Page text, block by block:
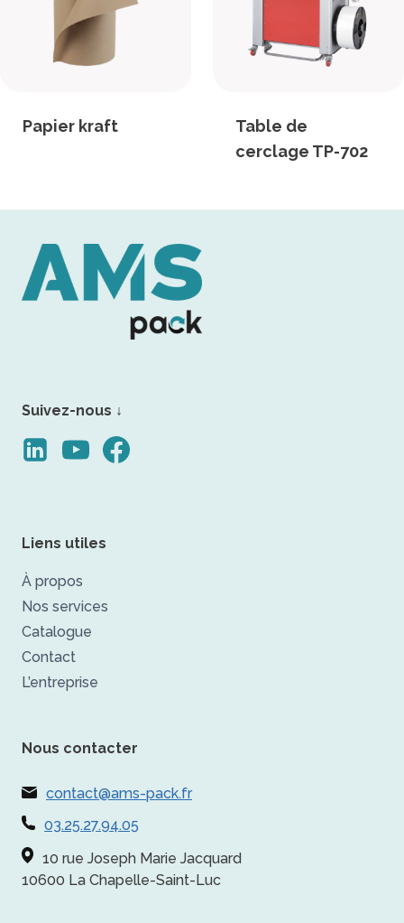
Papier kraft
Table de
cerclage TP-702
Suivez-nous ↓
Liens utiles
À propos
Nos services
Catalogue
Contact
L’entreprise
Nous contacter
contact@ams-pack.fr
03.25.27.94.05
10 rue Joseph Marie Jacquard
10600 La Chapelle-Saint-Luc